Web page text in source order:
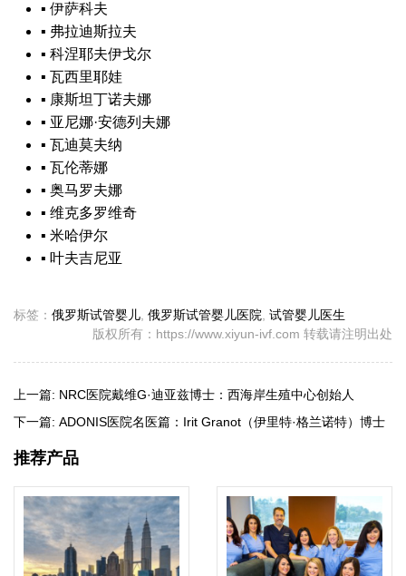
▪ 伊萨科夫
▪ 弗拉迪斯拉夫
▪ 科涅耶夫伊戈尔
▪ 瓦西里耶娃
▪ 康斯坦丁诺夫娜
▪ 亚尼娜·安德列夫娜
▪ 瓦迪莫夫纳
▪ 瓦伦蒂娜
▪ 奥马罗夫娜
▪ 维克多罗维奇
▪ 米哈伊尔
▪ 叶夫吉尼亚
标签： 俄罗斯试管婴儿, 俄罗斯试管婴儿医院, 试管婴儿医生
版权所有：https://www.xiyun-ivf.com 转载请注明出处
上一篇: NRC医院戴维G·迪亚兹博士：西海岸生殖中心创始人
下一篇: ADONIS医院名医篇：Irit Granot（伊里特·格兰诺特）博士
推荐产品